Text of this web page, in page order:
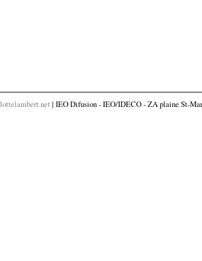
| IEO Difusion - IEO/IDECO - ZA plaine St-